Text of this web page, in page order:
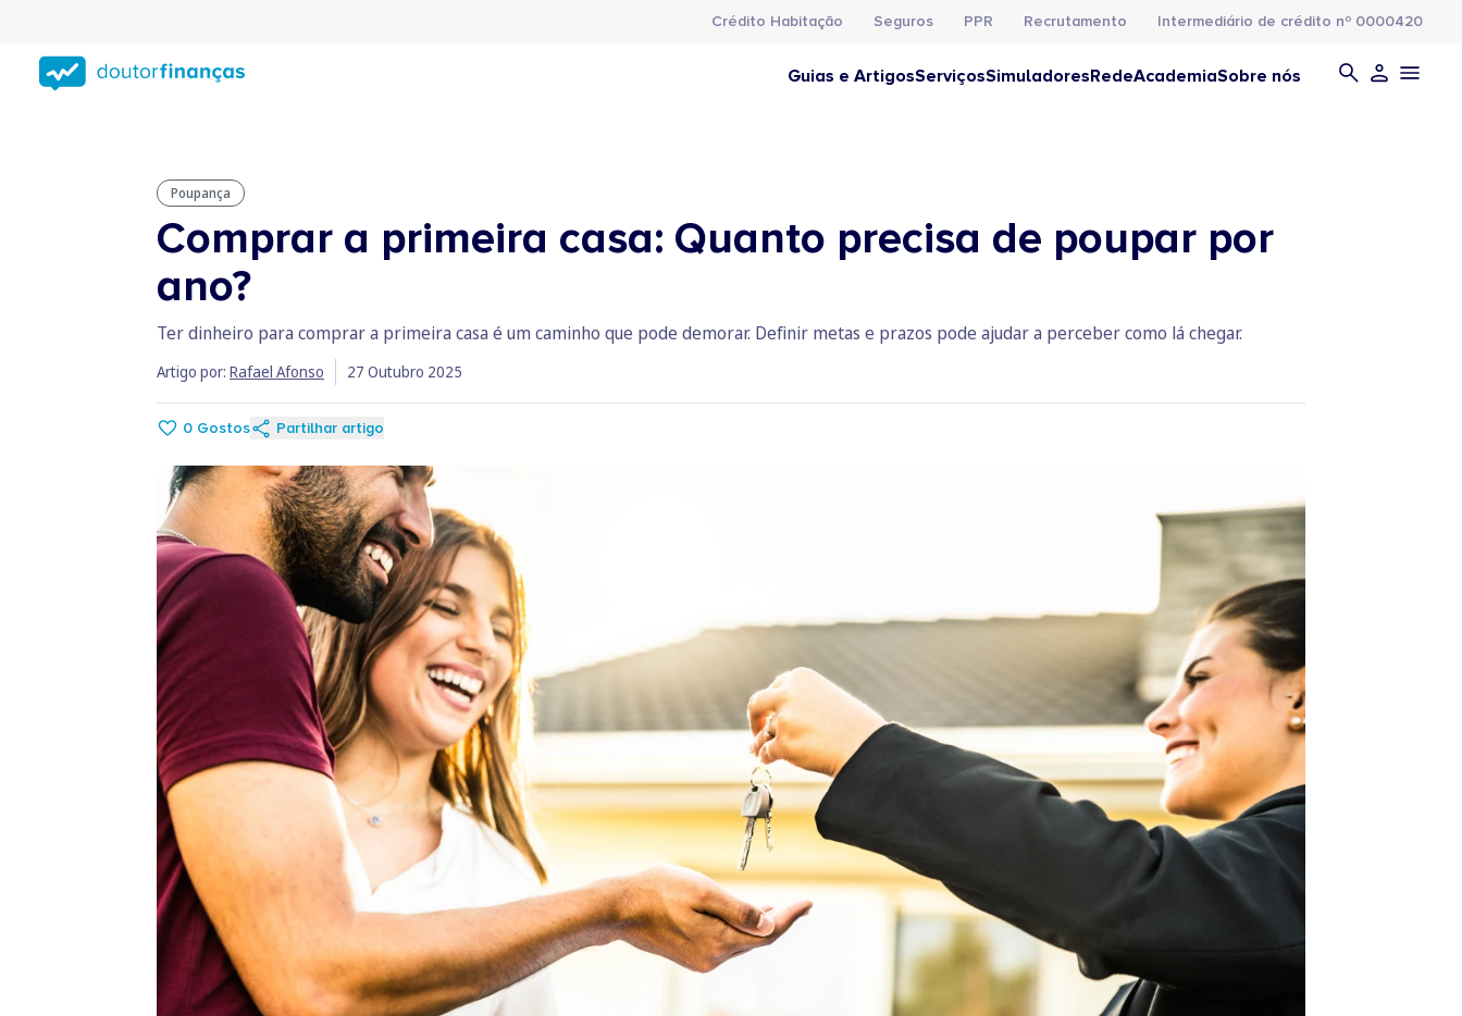
conteúdo
principal
Crédito Habitação Seguros PPR Recrutamento Intermediário de crédito nº 0000420
Guias e ArtigosServiçosSimuladoresRedeAcademiaSobre nós
Poupança
Comprar a primeira casa: Quanto precisa de poupar por
ano?
Ter dinheiro para comprar a primeira casa é um caminho que pode demorar. Definir metas e prazos pode ajudar a perceber como lá chegar.
Artigo por: Rafael Afonso 27 Outubro 2025
0 Gostos Partilhar artigo